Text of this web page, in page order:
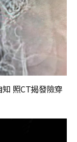
照CT揭發險穿